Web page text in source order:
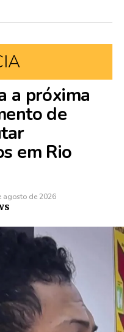
a próxima
de
em Rio
agosto de 2026